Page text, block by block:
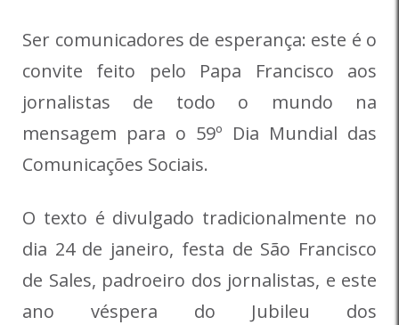
Ser comunicadores de esperança: este é o
convite feito pelo Papa Francisco aos
jornalistas de todo o mundo na
mensagem para o 59º Dia Mundial das
Comunicações Sociais.
O texto é divulgado tradicionalmente no
dia 24 de janeiro, festa de São Francisco
de Sales, padroeiro dos jornalistas, e este
ano véspera do Jubileu dos